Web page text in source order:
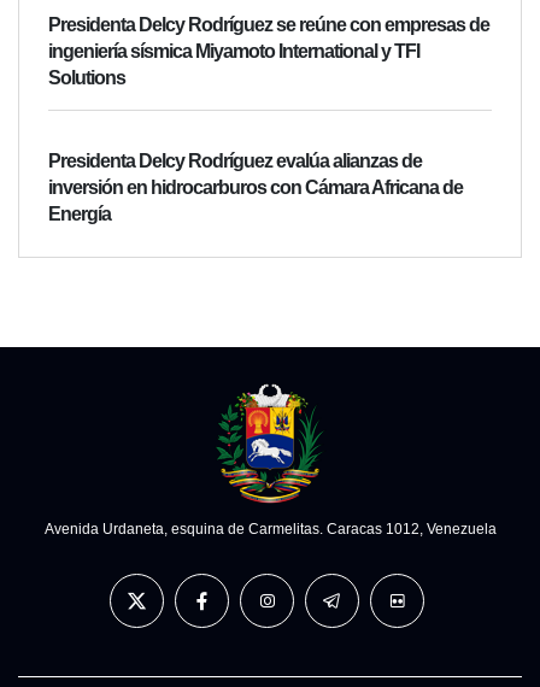
Presidenta Delcy Rodríguez se reúne con empresas de
ingeniería sísmica Miyamoto International y TFI
Solutions
Presidenta Delcy Rodríguez evalúa alianzas de
inversión en hidrocarburos con Cámara Africana de
Energía
Avenida Urdaneta, esquina de Carmelitas. Caracas 1012, Venezuela